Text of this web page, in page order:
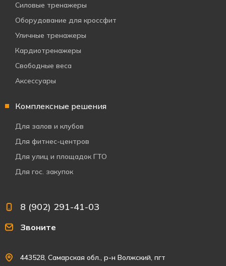
Силовые тренажеры
Оборудование для кроссфит
Уличные тренажеры
Кардиотренажеры
Свободные веса
Аксессуары
Комплексные решения
Для залов и клубов
Для фитнес-центров
Для улиц и площадок ГТО
Для гос. закупок
8 (902) 291-41-03
Звоните
443528, Самарская обл., р-н Волжский, пгт